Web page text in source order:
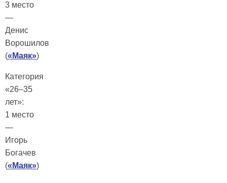
3 место
—
Денис
Ворошилов
(«Маяк»)
Категория
«26–35
лет»:
1 место
—
Игорь
Богачев
(«Маяк»)